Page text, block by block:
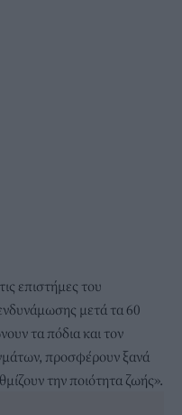
επιστήμες του
μετά τα 60
τα πόδια και τον
προσφέρουν ξανά
την ποιότητα ζωής».